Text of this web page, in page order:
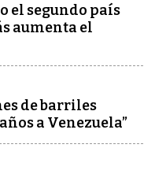
el segundo país
aumenta el
de barriles
a Venezuela”